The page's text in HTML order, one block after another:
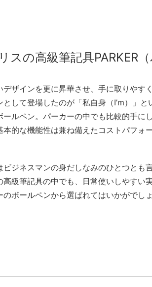
の高級筆記具PARKER（
デザインを更に昇華させ、手に取りやす
として登場したのが「私自身（I’m）」と
ールペン。パーカーの中でも比較的手に
本的な機能性は兼ね備えたコストパフォ
ビジネスマンの身だしなみのひとつとも
高級筆記具の中でも、日常使いしやすい
のボールペンから選ばれてはいかがでしょ